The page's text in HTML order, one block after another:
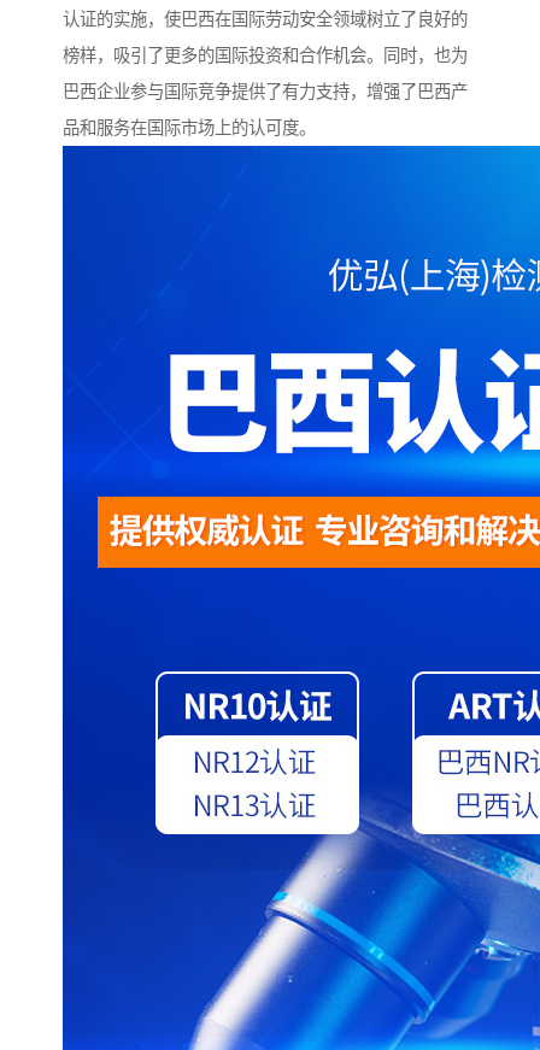
认证的实施，使巴西在国际劳动安全领域树立了良好的
榜样，吸引了更多的国际投资和合作机会。同时，也为
巴西企业参与国际竞争提供了有力支持，增强了巴西产
品和服务在国际市场上的认可度。